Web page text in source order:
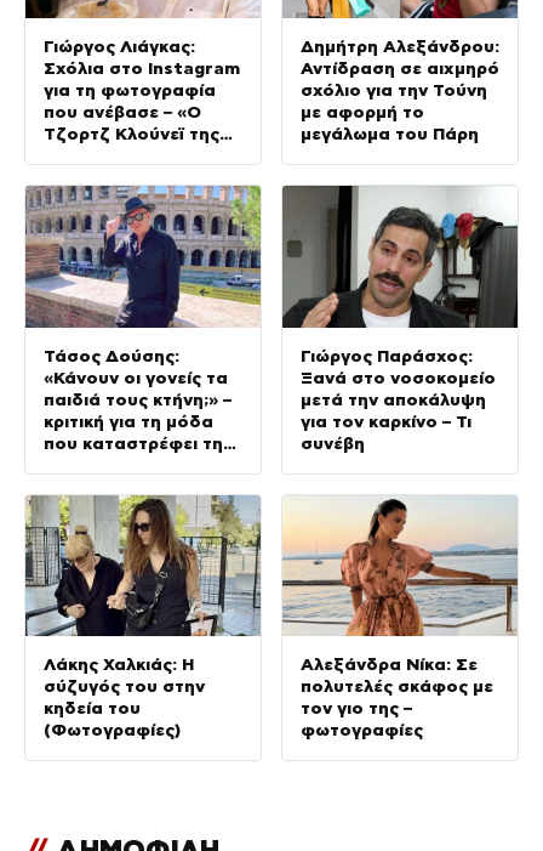
Γιώργος Λιάγκας:
Σχόλια στο Instagram
για τη φωτογραφία
που ανέβασε – «Ο
Τζορτζ Κλούνεϊ της
Δημήτρη Αλεξάνδρου:
Αντίδραση σε αιχμηρό
σχόλιο για την Τούνη
με αφορμή το
μεγάλωμα του Πάρη
Τάσος Δούσης:
«Κάνουν οι γονείς τα
παιδιά τους κτήνη;» –
κριτική για τη μόδα
που καταστρέφει τη
Γιώργος Παράσχος:
Ξανά στο νοσοκομείο
μετά την αποκάλυψη
για τον καρκίνο – Τι
συνέβη
Λάκης Χαλκιάς: Η
σύζυγός του στην
κηδεία του
(Φωτογραφίες)
Αλεξάνδρα Νίκα: Σε
πολυτελές σκάφος με
τον γιο της –
φωτογραφίες